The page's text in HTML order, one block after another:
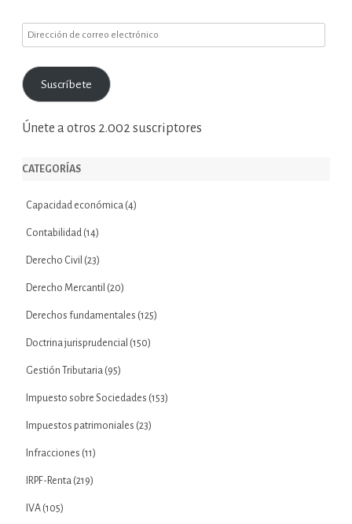
Dirección
correo
electrónico
Suscríbete
Únete a otros 2.002 suscriptores
CATEGORÍAS
Capacidad económica (4)
Contabilidad (14)
Derecho Civil (23)
Derecho Mercantil (20)
Derechos fundamentales (125)
Doctrina jurisprudencial (150)
Gestión Tributaria (95)
Impuesto sobre Sociedades (153)
Impuestos patrimoniales (23)
Infracciones (11)
IRPF-Renta (219)
IVA (105)